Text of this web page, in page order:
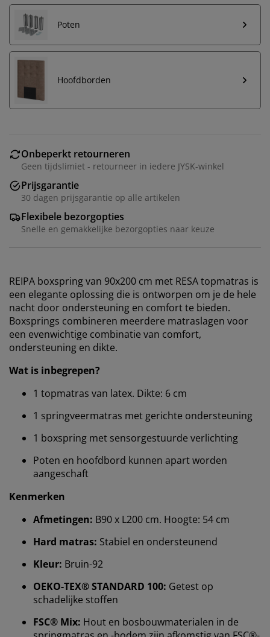
Poten
Hoofdborden
Onbeperkt retourneren
Geen tijdslimiet - retourneer in iedere JYSK-winkel
Prijsgarantie
30 dagen prijsgarantie op alle artikelen
Flexibele bezorgopties
Snelle en gemakkelijke bezorgopties naar keuze
REIPA boxspring van 90x200 cm met RESA topmatras is
een elegante oplossing die is ontworpen om je de hele
nacht door ondersteuning en comfort te bieden.
Boxsprings combineren meerdere matraslagen voor
een evenwichtige combinatie van comfort,
ondersteuning en dikte.
Wat is inbegrepen?
1 topmatras van latex. Dikte: 6 cm
1 springveermatras met gerichte ondersteuning
1 boxspring met sensorgestuurde verlichting
Poten en hoofdbord kunnen apart worden
aangeschaft
Kenmerken
Afmetingen: B90 x L200 cm. Hoogte: 54 cm
Hard matras: Stabiel en ondersteunend
Kleur: Bruin-92
OEKO-TEX® STANDARD 100: Getest op
schadelijke stoffen
FSC® Mix: Hout en bosbouwmaterialen in de
Wij personaliseren jouw ervaring